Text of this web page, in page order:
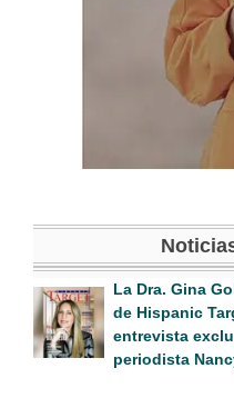
La Dra. Gina
de Hispanic
entrevista
periodista